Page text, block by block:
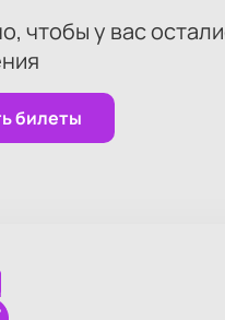
чтобы у вас
билеты